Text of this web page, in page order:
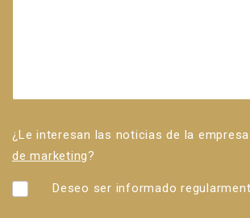
¿Le interesan las noticias de la
de marketing?
Deseo ser informado